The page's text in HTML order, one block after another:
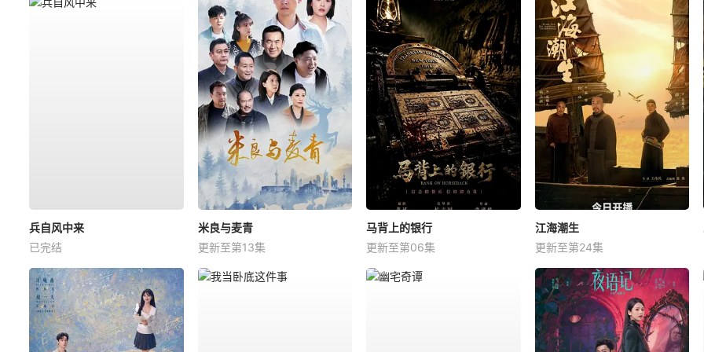
兵自风中来
已完结
米良与麦青
更新至第13集
马背上的银行
更新至第06集
江海潮生
更新至第24集